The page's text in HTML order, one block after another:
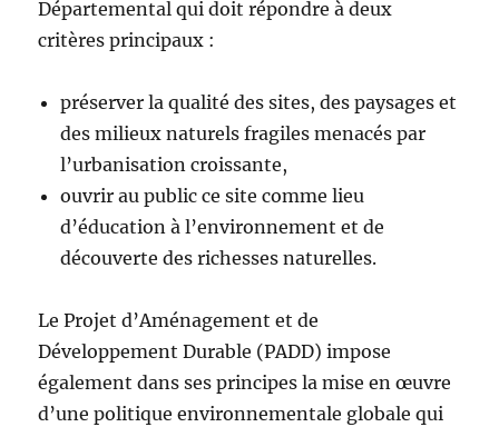
Départemental qui doit répondre à deux
critères principaux :
préserver la qualité des sites, des paysages et
des milieux naturels fragiles menacés par
l’urbanisation croissante,
ouvrir au public ce site comme lieu
d’éducation à l’environnement et de
découverte des richesses naturelles.
Le Projet d’Aménagement et de
Développement Durable (PADD) impose
également dans ses principes la mise en œuvre
d’une politique environnementale globale qui